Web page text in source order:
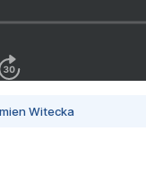
Witecka